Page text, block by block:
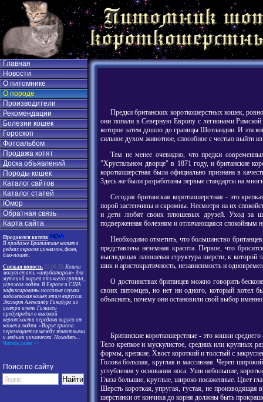
Главная
Новости
О питомнике
О породе
Производители
Рекомендации
Болезни кошек
Гороскоп
Фотоальбом
Продажа котят
Доска объявлений
Породы кошек
Каталог сайтов
Каталог статей
Юмор
Обратная связь
Карта сайта
Продаются котята
В продаже Британские котята
редких окрасов циннамон, фавн,
блю-поинт.
Свежая новость 22.05.25 Кошки
могут стать «инкубатором» для
мутаций вируса птичьего гриппа,
угрожая людям. В Европе и США
зафиксированы массовые случаи
заболевания кошек этим вирусом.
Эксперт Александр Гинцбург из
центра имени Гамалеи
предупредил о высокой
вероятности передачи вируса от
кошек к людям. «Вирус гриппа
перемещается между животными
и людьми циклически. Находясь...
Читать далее >>
Поиск по сайту
Предки британских короткошерстных кошек,
они попали в Северную Европу с легионами
которое затем дошло до границы Шотландии. И эта
сильное духом животное, способное с честью выйти
Тем не менее очевидно, что предки
"Хрустальном дворце" в 1871 году, и британские
короткошерстная была официально признана в
Здесь же были разработаны первые стандарты на
Сегодня британская короткошерстная - это
порой застенчивы и скромны. Несмотря на их
и дети любят своих плюшевых друзей. Уход за
подверженная болезням и отличающаяся спокойным
Необходимо отметить, что большинство
представлена неземная красота. Первое, что
выглядящая плюшевая структура шерсти, к которой
шик и аристократичность, независимость и
О достоинствах британцев можно говорить
своих питомцев, но нет ни одного, который хотел
объяснить, почему они остановили свой выбор
Британские короткошерстные - это кошки
Тело крепкое и мускулистое, средних или крупных
формы, крепкие. Хвост короткий и толстый с
Голова большая, круглая и массивная. Череп
углубления у основания носа. Уши небольшие,
Глаза большие, круглые, широко посаженные. Цвет
Шерсть короткая, упругая, густая, не
шерстинки от кончика до корня должны быть